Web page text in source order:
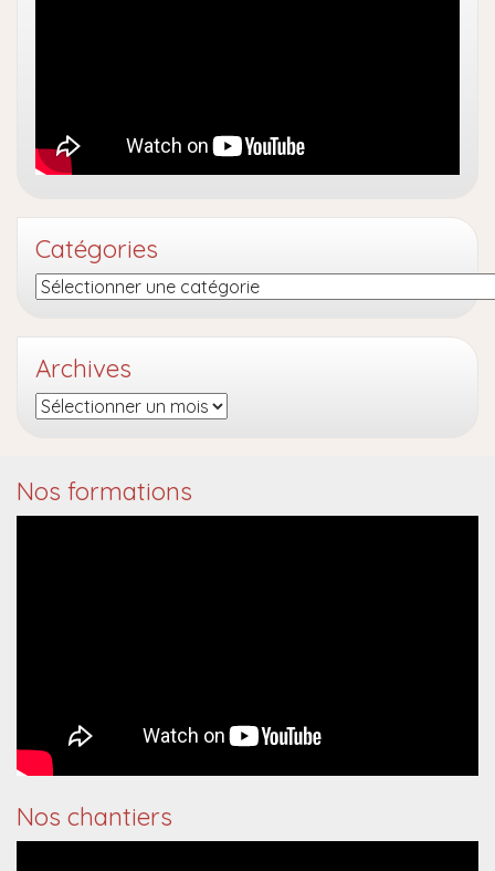
Catégories
Catégories
Archives
Archives
Nos formations
Nos chantiers